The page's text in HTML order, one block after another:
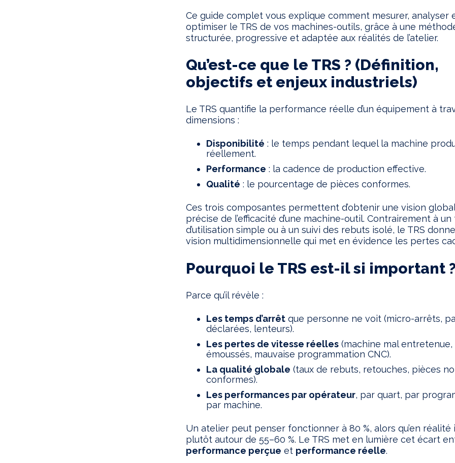
Ce guide complet vous explique comment mesurer, analyser
optimiser le TRS de vos machines-outils, grâce à une
structurée, progressive et adaptée aux réalités de l’atelier.
Qu’est-ce que le TRS ? (Définition,
objectifs et enjeux industriels)
Le TRS quantifie la performance réelle d’un équipement à
dimensions :
Disponibilité : le temps pendant lequel la machine
réellement.
Performance : la cadence de production effective.
Qualité : le pourcentage de pièces conformes.
Ces trois composantes permettent d’obtenir une vision
précise de l’efficacité d’une machine-outil. Contrairement à un
d’utilisation simple ou à un suivi des rebuts isolé, le TRS
vision multidimensionnelle qui met en évidence les pertes
Pourquoi le TRS est-il si important ?
Parce qu’il révèle :
Les temps d’arrêt que personne ne voit (micro-arrêts,
déclarées, lenteurs).
Les pertes de vitesse réelles (machine mal entretenue,
émoussés, mauvaise programmation CNC).
La qualité globale (taux de rebuts, retouches, pièces
conformes).
Les performances par opérateur, par quart, par
par machine.
Un atelier peut penser fonctionner à 80 %, alors qu’en réalité
plutôt autour de 55–60 %. Le TRS met en lumière cet écart
performance perçue et performance réelle.